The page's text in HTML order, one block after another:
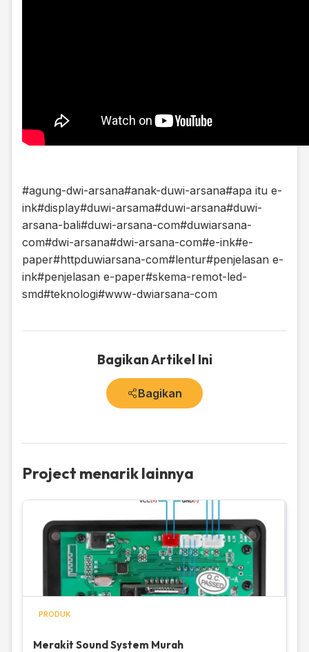
#agung-dwi-arsana#anak-duwi-arsana#apa itu e-
ink#display#duwi-arsama#duwi-arsana#duwi-
arsana-bali#duwi-arsana-com#duwiarsana-
com#dwi-arsana#dwi-arsana-com#e-ink#e-
paper#httpduwiarsana-com#lentur#penjelasan e-
ink#penjelasan e-paper#skema-remot-led-
smd#teknologi#www-dwiarsana-com
Bagikan Artikel Ini
Bagikan
Project menarik lainnya
PRODUK
Merakit Sound System Murah